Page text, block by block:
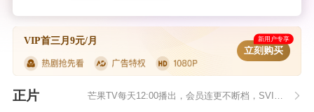
VIP首三月9元/月 新用户专享
立刻购买
正片 芒果TV每天12:00播出，会员连更不断档，SVIP每日抢先看1集